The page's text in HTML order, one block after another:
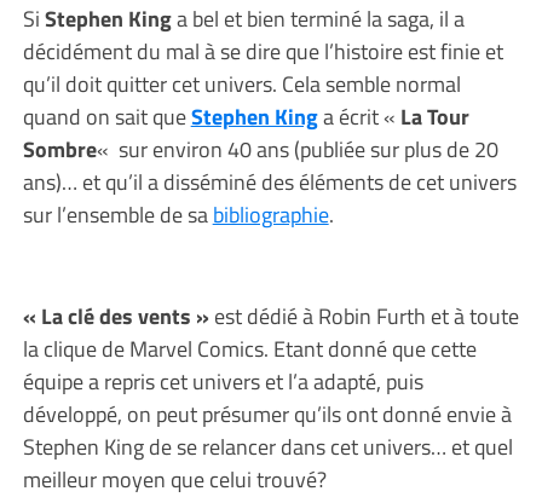
SiStephen Kinga bel et bien terminé la saga, il a
décidément du mal à se dire que l’histoire est finie et
qu’il doit quitter cet univers. Cela semble normal
quand on sait queStephen Kinga écrit « La Tour
Sombre« sur environ 40 ans (publiée sur plus de 20
ans)… et qu’il a disséminé des éléments de cet univers
sur l’ensemble de sabibliographie.
« La clé des vents » est dédié à Robin Furth et à toute
la clique de Marvel Comics. Etant donné que cette
équipe a repris cet univers et l’a adapté, puis
développé, on peut présumer qu’ils ont donné envie à
Stephen King de se relancer dans cet univers… et quel
meilleur moyen que celui trouvé?